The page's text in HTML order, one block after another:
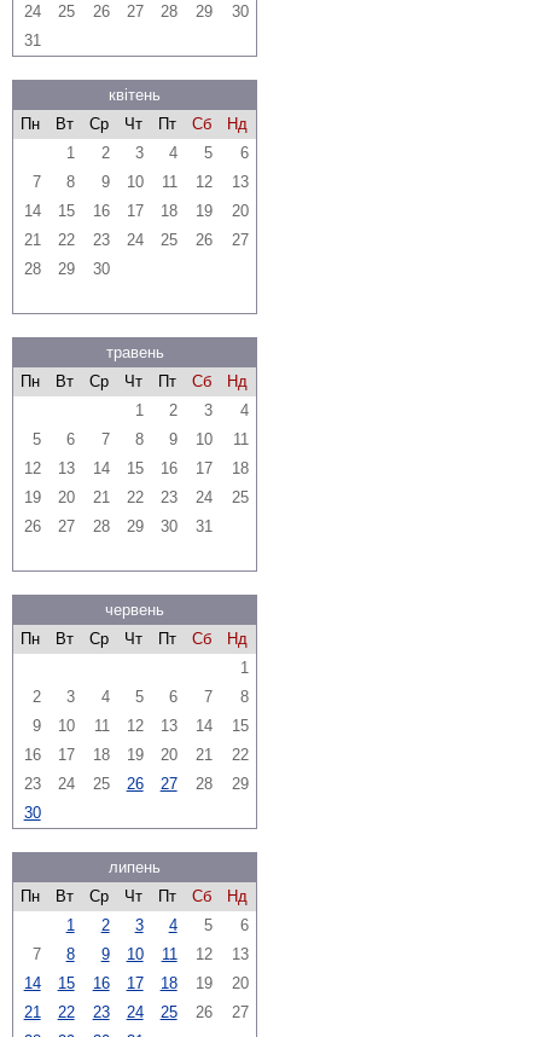
24
25 26 27 28 29
30
31
квітень
Пн
Вт Ср Чт Пт Сб
Нд
1
2 3 4 5
6
7
8 9 10 11 12
13
14
15 16 17 18 19
20
21
22 23 24 25 26
27
28
29 30
травень
Пн
Вт Ср Чт Пт Сб
Нд
1
2 3
4
5
6 7 8 9 10
11
12
13 14 15 16 17
18
19
20 21 22 23 24
25
26
27 28 29 30 31
червень
Пн
Вт Ср Чт Пт Сб
Нд
1
2
3 4 5 6 7
8
9
10 11 12 13 14
15
16
17 18 19 20 21
22
23
24 25 26 27 28
29
30
липень
Пн
Вт Ср Чт Пт Сб
Нд
1
2 3 4 5
6
7
8 9 10 11 12
13
14
15 16 17 18 19
20
21
22 23 24 25 26
27